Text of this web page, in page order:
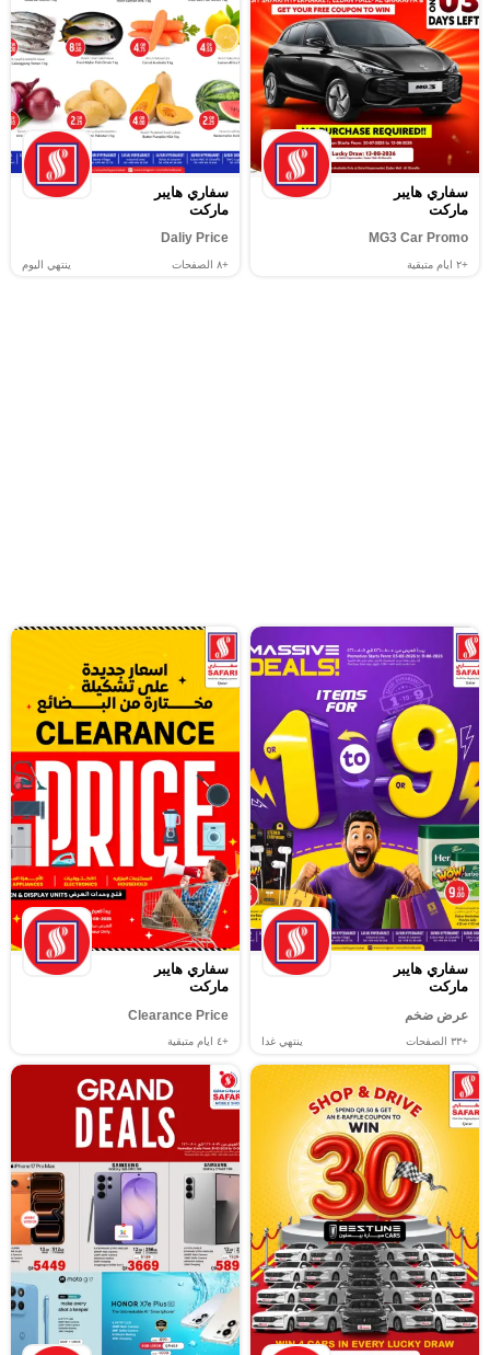
سفاري هايبر
ماركت
MG3 Car Promo
+٢ ايام متبقية
سفاري هايبر
ماركت
Daliy Price
+٨ الصفحات ينتهي اليوم
سفاري هايبر
ماركت
عرض ضخم
+٣٣ الصفحات ينتهي غدا
سفاري هايبر
ماركت
Clearance Price
+٤ ايام متبقية